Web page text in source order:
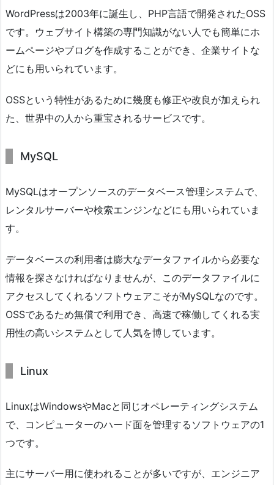
WordPressは2003年に誕生し、PHP言語で開発されたOSS
です。ウェブサイト構築の専門知識がない人でも簡単にホ
ームページやブログを作成することができ、企業サイトな
どにも用いられています。
OSSという特性があるために幾度も修正や改良が加えられ
た、世界中の人から重宝されるサービスです。
MySQL
MySQLはオープンソースのデータベース管理システムで、
レンタルサーバーや検索エンジンなどにも用いられていま
す。
データベースの利用者は膨大なデータファイルから必要な
情報を探さなければなりませんが、このデータファイルに
アクセスしてくれるソフトウェアこそがMySQLなのです。
OSSであるため無償で利用でき、高速で稼働してくれる実
用性の高いシステムとして人気を博しています。
Linux
LinuxはWindowsやMacと同じオペレーティングシステム
で、コンピューターのハード面を管理するソフトウェアの1
つです。
主にサーバー用に使われることが多いですが、エンジニア